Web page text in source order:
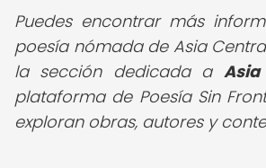
Puedes encontrar más
poesía nómada de Asia
la sección dedicada a
plataforma de Poesía Sin
exploran obras, autores y